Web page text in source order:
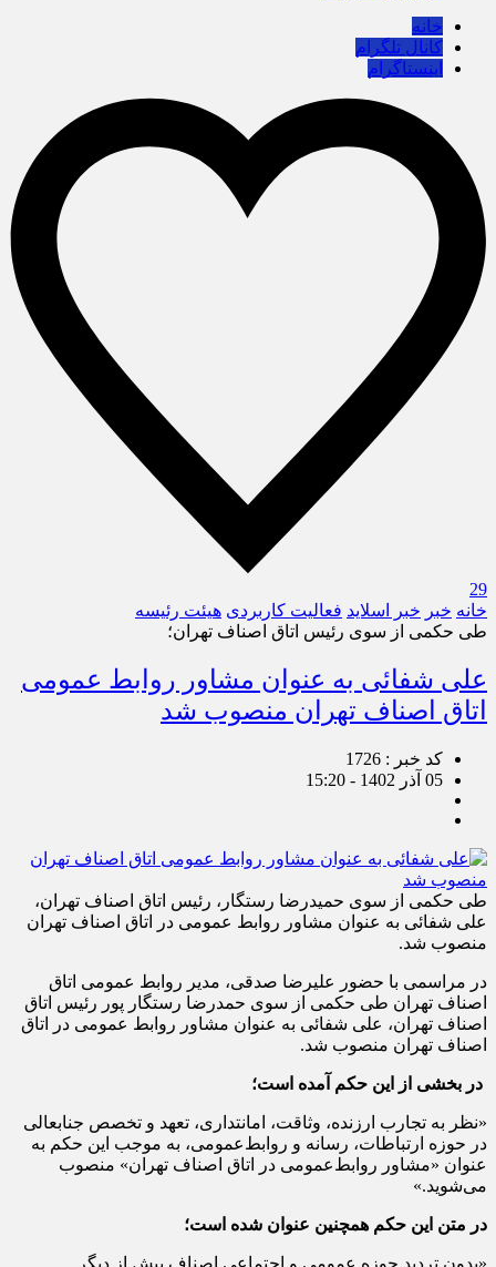
خانه
کانال تلگرام
اینستاگرام
29
خانه خبر خبر اسلايد فعالیت کاربردی هیئت رئیسه
طی حکمی از سوی رئیس اتاق اصناف تهران؛
علی شفائی به عنوان مشاور روابط عمومی
اتاق اصناف تهران منصوب شد
کد خبر : 1726
05 آذر 1402 - 15:20
طی حکمی از سوی حمیدرضا رستگار، رئیس اتاق اصناف تهران،
علی شفائی به عنوان مشاور روابط عمومی در اتاق اصناف تهران
منصوب شد.
در مراسمی با حضور علیرضا صدقی، مدیر روابط عمومی اتاق
اصناف تهران طی حکمی از سوی حمدرضا رستگار پور رئیس اتاق
اصناف تهران، علی شفائی به عنوان مشاور روابط عمومی در اتاق
اصناف تهران منصوب شد.
در بخشی از این حکم آمده است؛
«نظر به تجارب ارزنده، وثاقت، امانتداری، تعهد و تخصص جنابعالی
در حوزه ارتباطات، رسانه و روابط‌عمومی، به موجب این حکم به
عنوان «مشاور روابط‌عمومی در اتاق اصناف تهران» منصوب
می‌شوید.»
در متن این حکم همچنین عنوان شده است؛